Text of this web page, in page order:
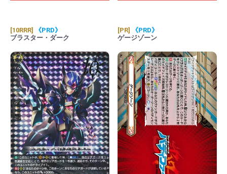
[10RRR]
《PRD》
ブラスター・ダーク
[PR]
《PRD》
ゲージゾーン